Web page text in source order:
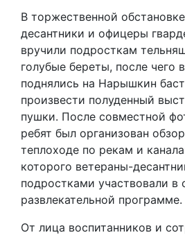
В торжественной
десантники и офицеры
вручили подросткам
голубые береты, после чего
поднялись на Нарышкин
произвести полуденный
пушки. После совместной
ребят был организован
теплоходе по рекам и
которого ветераны-
подростками участвовали в
развлекательной программе.
От лица воспитанников и